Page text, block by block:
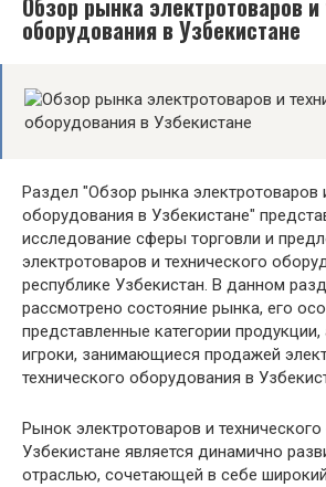
Обзор рынка электротоваров и
оборудования в Узбекистане
Раздел "Обзор рынка электротоваров
оборудования в Узбекистане"
исследование сферы торговли и
электротоваров и технического
республике Узбекистан. В данном
рассмотрено состояние рынка, его
представленные категории
игроки, занимающиеся продажей
технического оборудования в
Рынок электротоваров и
Узбекистане является динамично
отраслью, сочетающей в себе